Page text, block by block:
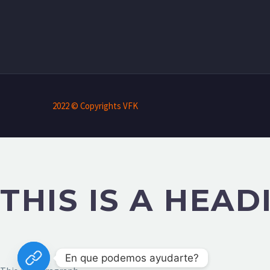
2022 © Copyrights VFK
THIS IS A
En que podemos ayudarte?